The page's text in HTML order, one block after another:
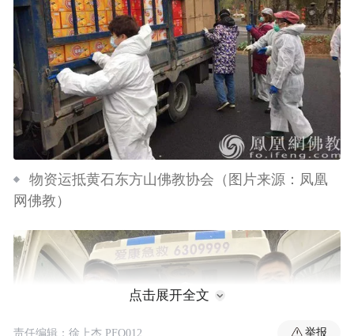
物资运抵黄石东方山佛教协会（图片来源：凤凰
网佛教）
点击展开全文
责任编辑：徐上杰 PFO012 举报